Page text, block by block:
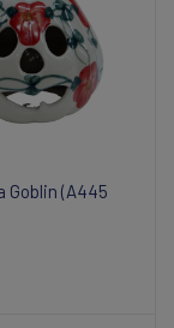
Goblin (A445